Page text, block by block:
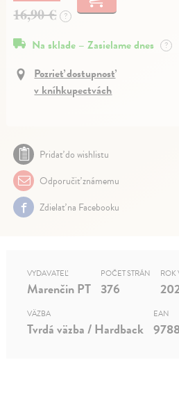
16,90 € ?
Na sklade – Zasielame dnes ?
Pozrieť dostupnosť
v kníhkupectvách
Pridať do wishlistu
Odporučiť známemu
Zdielať na Facebooku
VYDAVATEĽ
Marenčin PT
POČET STRÁN
376
ROK
VÄZBA
Tvrdá väzba / Hardback
EAN